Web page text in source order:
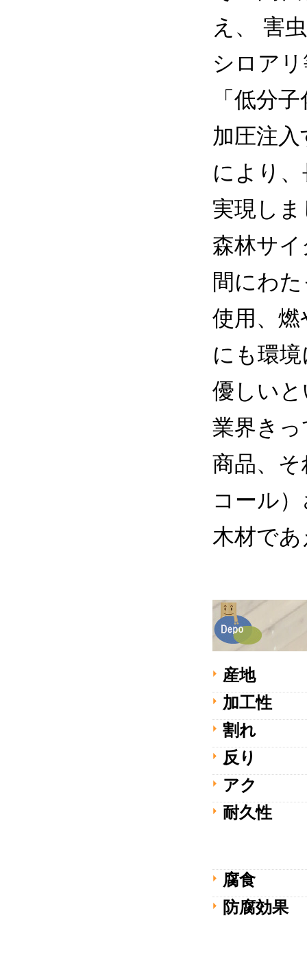
え、 害
シロア
「低分
加圧注
により
実現し
森林サ
間にわ
使用、
にも環
優しい
業界き
商品、
コール
木材で
産地
加工性
割れ
反り
アク
耐久性
腐食
防腐効果